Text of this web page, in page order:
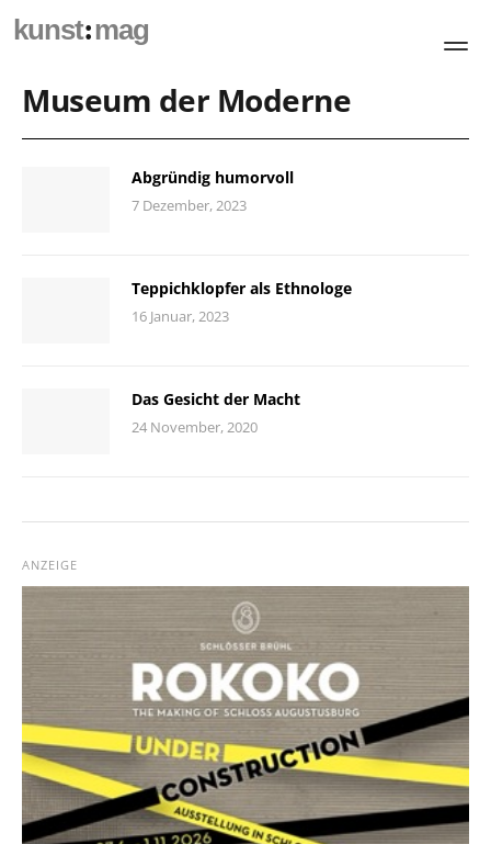
kunst:mag
Museum der Moderne
Abgründig humorvoll
7 Dezember, 2023
Teppichklopfer als Ethnologe
16 Januar, 2023
Das Gesicht der Macht
24 November, 2020
ANZEIGE